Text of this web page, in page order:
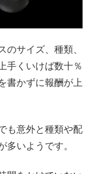
のサイズ、種類、
手くいけば数十％
書かずに報酬が上
も意外と種類や配
多いようです。